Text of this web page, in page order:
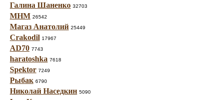
Галина Шаненко 32703
МНМ 26542
Магаз Анатолий 25449
Crakodil 17967
AD70 7743
haratoshka 7618
Spektor 7249
Рыбак 6790
Николай Наседкин 5090